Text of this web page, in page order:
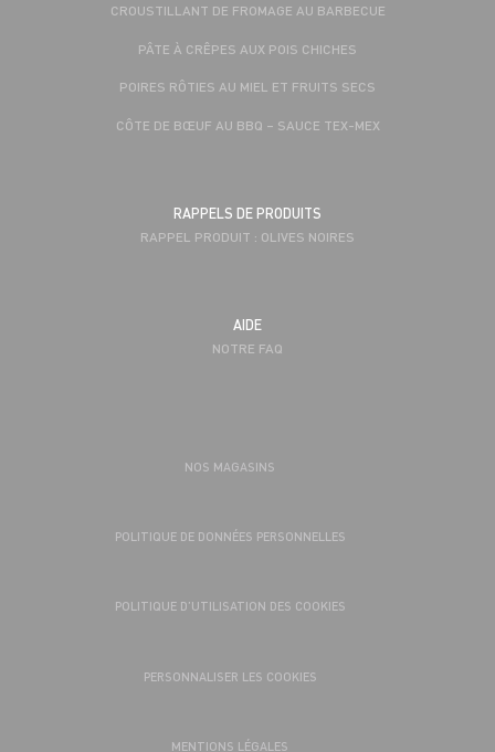
CROUSTILLANT DE FROMAGE AU BARBECUE
PÂTE À CRÊPES AUX POIS CHICHES
POIRES RÔTIES AU MIEL ET FRUITS SECS
CÔTE DE BŒUF AU BBQ – SAUCE TEX-MEX
RAPPELS DE PRODUITS
RAPPEL PRODUIT : OLIVES NOIRES
AIDE
NOTRE FAQ
NOS MAGASINS
POLITIQUE DE DONNÉES PERSONNELLES
POLITIQUE D’UTILISATION DES COOKIES
PERSONNALISER LES COOKIES
MENTIONS LÉGALES